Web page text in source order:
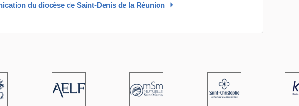
du diocèse de Saint-Denis de la Réunion